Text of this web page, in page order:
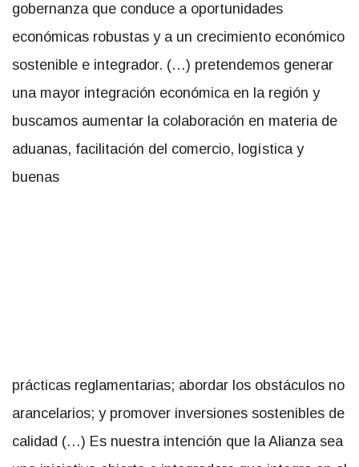
gobernanza que conduce a oportunidades
económicas robustas y a un crecimiento económico
sostenible e integrador. (…) pretendemos generar
una mayor integración económica en la región y
buscamos aumentar la colaboración en materia de
aduanas, facilitación del comercio, logística y
buenas
calidad (…) Es nuestra intención que la Alianza sea
una iniciativa abierta e integradora que integre en el
futuro a otros socios del hemisferio que compartan